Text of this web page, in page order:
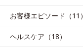
お客様エピソード（11）
ヘルスケア（18）